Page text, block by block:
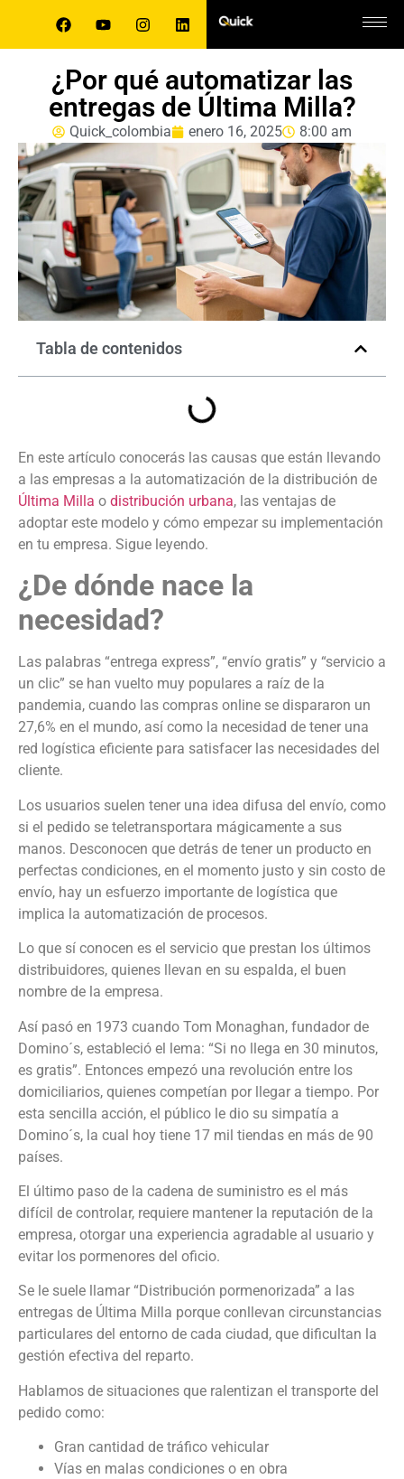
¿Por qué automatizar las
entregas de Última Milla?
Quick_colombia enero 16, 2025 8:00 am
Tabla de contenidos
En este artículo conocerás las causas que están llevando
a las empresas a la automatización de la distribución de
Última Milla o distribución urbana, las ventajas de
adoptar este modelo y cómo empezar su implementación
en tu empresa. Sigue leyendo.
¿De dónde nace la
necesidad?
Las palabras “entrega express”, “envío gratis” y “servicio a
un clic” se han vuelto muy populares a raíz de la
pandemia, cuando las compras online se dispararon un
27,6% en el mundo, así como la necesidad de tener una
red logística eficiente para satisfacer las necesidades del
cliente.
Los usuarios suelen tener una idea difusa del envío, como
si el pedido se teletransportara mágicamente a sus
manos. Desconocen que detrás de tener un producto en
perfectas condiciones, en el momento justo y sin costo de
envío, hay un esfuerzo importante de logística que
implica la automatización de procesos.
Lo que sí conocen es el servicio que prestan los últimos
distribuidores, quienes llevan en su espalda, el buen
nombre de la empresa.
Así pasó en 1973 cuando Tom Monaghan, fundador de
Domino´s, estableció el lema: “Si no llega en 30 minutos,
es gratis”. Entonces empezó una revolución entre los
domiciliarios, quienes competían por llegar a tiempo. Por
esta sencilla acción, el público le dio su simpatía a
Domino´s, la cual hoy tiene 17 mil tiendas en más de 90
países.
El último paso de la cadena de suministro es el más
difícil de controlar, requiere mantener la reputación de la
empresa, otorgar una experiencia agradable al usuario y
evitar los pormenores del oficio.
Se le suele llamar “Distribución pormenorizada” a las
entregas de Última Milla porque conllevan circunstancias
particulares del entorno de cada ciudad, que dificultan la
gestión efectiva del reparto.
Hablamos de situaciones que ralentizan el transporte del
pedido como:
Gran cantidad de tráfico vehicular
Vías en malas condiciones o en obra